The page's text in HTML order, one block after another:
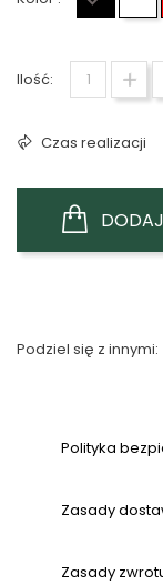
Ilość:
Czas realizacji
Podziel się z innymi:
Polityka
Zasady
Zasady